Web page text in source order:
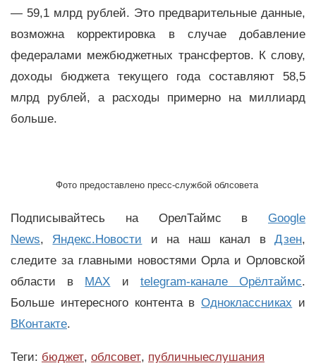
— 59,1 млрд рублей. Это предварительные данные,
возможна корректировка в случае добавление
федералами межбюджетных трансфертов. К слову,
доходы бюджета текущего года составляют 58,5
млрд рублей, а расходы примерно на миллиард
больше.
Фото предоставлено пресс-службой облсовета
Подписывайтесь на ОрелТаймс в Google
News, Яндекс.Новости и на наш канал вДзен,
следите за главными новостями Орла и Орловской
области в MAX и telegram-канале Орёлтаймс.
Больше интересного контента вОдноклассниках и
ВКонтакте.
Теги: бюджет, облсовет, публичныеслушания